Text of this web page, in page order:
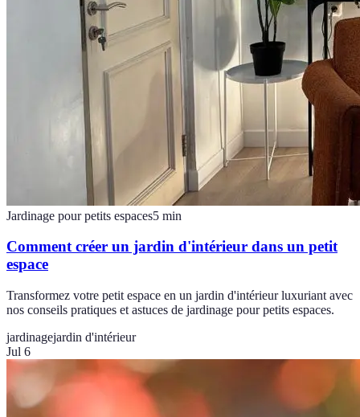
Jardinage pour petits espaces5 min
Comment créer un jardin d'intérieur dans un petit
espace
Transformez votre petit espace en un jardin d'intérieur luxuriant avec
nos conseils pratiques et astuces de jardinage pour petits espaces.
jardinagejardin d'intérieur
Jul 6